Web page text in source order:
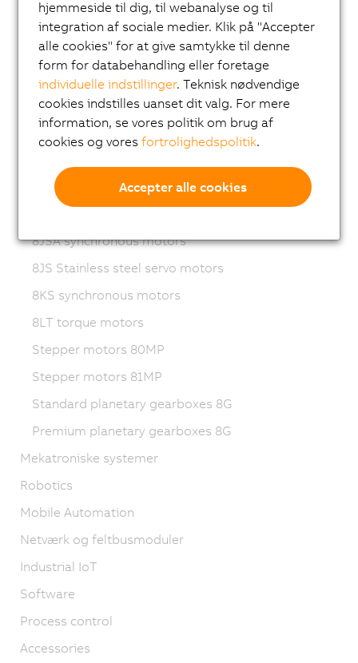
ACOPOSmotor Compact
8WSA servo motors
8WSB gear motors
8LVA synchronous motors
8LVB gear motors
8LS synchronous motors
8JSA synchronous motors
8JS Stainless steel servo motors
8KS synchronous motors
8LT torque motors
Stepper motors 80MP
Stepper motors 81MP
Standard planetary gearboxes 8G
Premium planetary gearboxes 8G
Mekatroniske systemer
Robotics
Mobile Automation
Netværk og feltbusmoduler
Industrial IoT
Software
Process control
Accessories
hjemmeside til dig, til webanalyse og til
integration af sociale medier. Klik på "Accepter
alle cookies" for at give samtykke til denne
form for databehandling eller foretage
individuelle indstillinger. Teknisk nødvendige
cookies indstilles uanset dit valg. For mere
information, se vores politik om brug af
cookies og voresfortrolighedspolitik.
Accepter alle cookies